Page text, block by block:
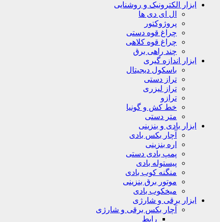
ابزار الکترونیک و روشنایی
ال ای دی ها
پروژوکتور
چراغ قوه دستی
چراغ قوه کلاهی
چند راهی برق
ابزار اندازه گیری
باسکول دیجیتال
تراز دستی
تراز لیزری
ترازو
خط کش و گونیا
متر دستی
ابزار بادی و بنزینی
آچار بکس بادی
اره بنزینی
پمپ بادی دستی
پیستوله بادی
منگنه کوب بادی
موتور برق بنزینی
میخکوب بادی
ابزار برقی و شارژی
آچار بکس برقی و شارژی
رابط